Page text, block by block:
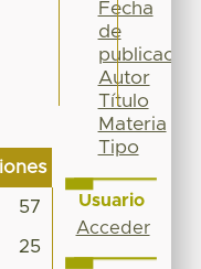
57
25
Fecha
de
publicación
Autor
Título
Materia
Tipo
Usuario
Acceder